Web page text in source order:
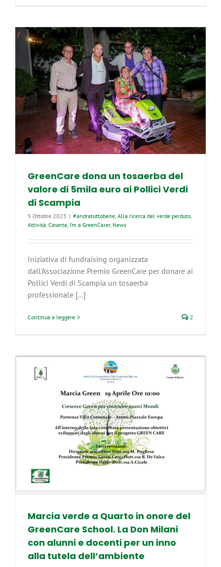
di
conoscenza
di
un
giardino.
La
frontiera
GreenCare dona un tosaerba del
valore di 5mila euro ai Pollici Verdi
di Scampia
5 Ottobre 2023 | #andratuttobene, Alla ricerca del verde perduto,
Attività, Caserta, I’m a GreenCarer, News
Iniziativa di fundraising organizzata
dall'Associazione Premio GreenCare per donare ai
Pollici Verdi di Scampia un tosaerba
professionale [...]
Continua a leggere 2
Marcia verde a Quarto in onore del
GreenCare School. La Don Milani
con alunni e docenti per un inno
alla tutela dell’ambiente